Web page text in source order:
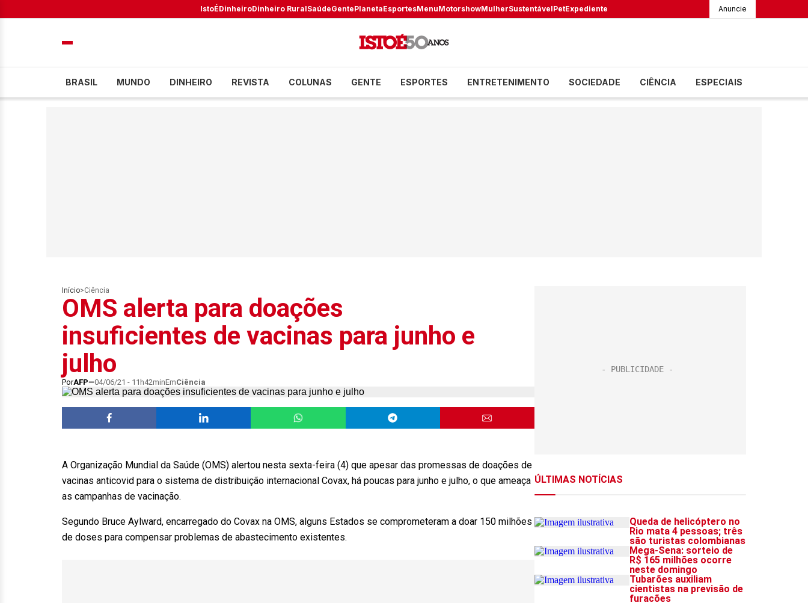
IstoÉDinheiroDinheiro RuralSaúdeGentePlanetaEsportesMenuMotorshowMulherSustentávelPetExpediente Anuncie
BRASIL MUNDO DINHEIRO REVISTA COLUNAS GENTE ESPORTES ENTRETENIMENTO SOCIEDADE CIÊNCIA ESPECIAIS
Início>Ciência
OMS alerta para doações
insuficientes de vacinas para junho e
julho
PorAFP 04/06/21 - 11h42minEmCiência
A Organização Mundial da Saúde (OMS) alertou nesta sexta-feira (4) que apesar das promessas de doações de
vacinas anticovid para o sistema de distribuição internacional Covax, há poucas para junho e julho, o que ameaça
as campanhas de vacinação.
Segundo Bruce Aylward, encarregado do Covax na OMS, alguns Estados se comprometeram a doar 150 milhões
de doses para compensar problemas de abastecimento existentes.